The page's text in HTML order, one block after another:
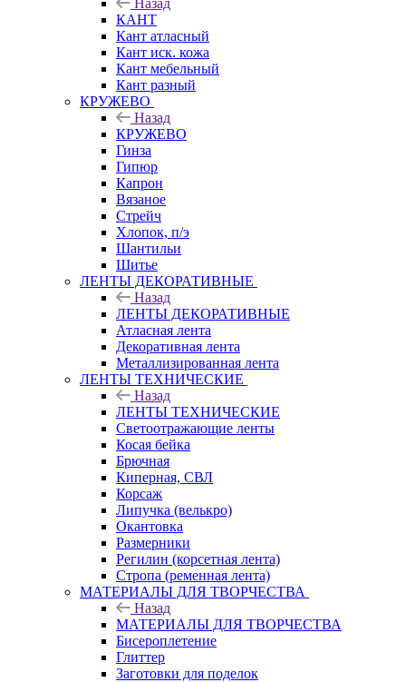
Назад
КАНТ
Кант атласный
Кант иск. кожа
Кант мебельный
Кант разный
КРУЖЕВО
Назад
КРУЖЕВО
Гинза
Гипюр
Капрон
Вязаное
Стрейч
Хлопок, п/э
Шантильи
Шитье
ЛЕНТЫ ДЕКОРАТИВНЫЕ
Назад
ЛЕНТЫ ДЕКОРАТИВНЫЕ
Атласная лента
Декоративная лента
Металлизированная лента
ЛЕНТЫ ТЕХНИЧЕСКИЕ
Назад
ЛЕНТЫ ТЕХНИЧЕСКИЕ
Светоотражающие ленты
Косая бейка
Брючная
Киперная, СВЛ
Корсаж
Липучка (велькро)
Окантовка
Размерники
Регилин (корсетная лента)
Стропа (ременная лента)
МАТЕРИАЛЫ ДЛЯ ТВОРЧЕСТВА
Назад
МАТЕРИАЛЫ ДЛЯ ТВОРЧЕСТВА
Бисероплетение
Глиттер
Заготовки для поделок